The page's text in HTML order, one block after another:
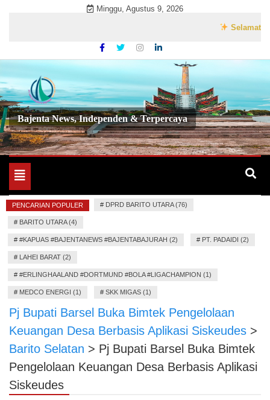
Minggu, Agustus 9, 2026
Selamat
Bajenta News, Independen & Terpercaya
Toggle
navigation
PENCARIAN POPULER # DPRD BARITO UTARA (76)
# BARITO UTARA (4)
# #KAPUAS #BAJENTANEWS #BAJENTABAJURAH (2) # PT. PADAIDI (2)
# LAHEI BARAT (2)
# #ERLINGHAALAND #DORTMUND #BOLA #LIGACHAMPION (1)
# MEDCO ENERGI (1) # SKK MIGAS (1)
Pj Bupati Barsel Buka Bimtek Pengelolaan
Keuangan Desa Berbasis Aplikasi Siskeudes >
Barito Selatan > Pj Bupati Barsel Buka Bimtek
Pengelolaan Keuangan Desa Berbasis Aplikasi
Siskeudes